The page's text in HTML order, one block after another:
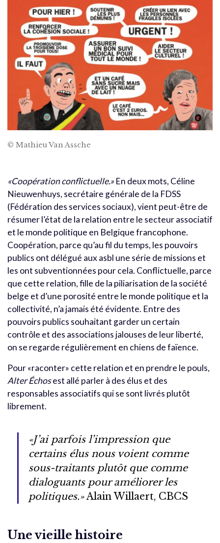
© Mathieu Van Assche
«Coopération conflictuelle.» En deux mots, Céline
Nieuwenhuys, secrétaire générale de la FDSS
(Fédération des services sociaux), vient peut-être de
résumer l’état de la relation entre le secteur associatif
et le monde politique en Belgique francophone.
Coopération, parce qu’au fil du temps, les pouvoirs
publics ont délégué aux asbl une série de missions et
les ont subventionnées pour cela. Conflictuelle, parce
que cette relation, fille de la piliarisation de la société
belge et d’une porosité entre le monde politique et la
collectivité, n’a jamais été évidente. Entre des
pouvoirs publics souhaitant garder un certain
contrôle et des associations jalouses de leur liberté,
on se regarde régulièrement en chiens de faïence.
Pour «raconter» cette relation et en prendre le pouls,
Alter Échosest allé parler à des élus et des
responsables associatifs qui se sont livrés plutôt
librement.
«J’ai parfois l’impression que
certains élus nous voient comme
sous-traitants plutôt que comme
dialoguants pour améliorer les
politiques.»Alain Willaert, CBCS
Une vieille histoire